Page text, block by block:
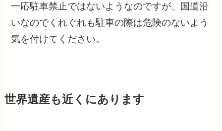
一応駐車禁止ではないようなのですが、国道沿
いなのでくれぐれも駐車の際は危険のないよう
気を付けてください。
世界遺産も近くにあります